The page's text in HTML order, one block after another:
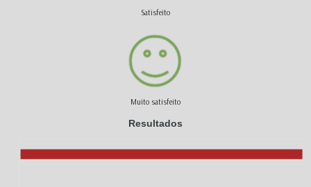
Satisfeito
Muito satisfeito
Resultados